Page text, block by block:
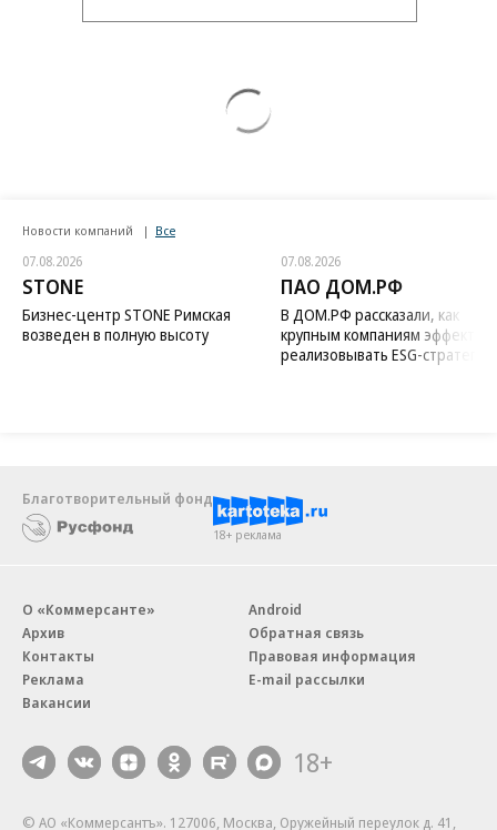
Новости компаний Все
07.08.2026
STONE
Бизнес-центр STONE Римская
возведен в полную высоту
07.08.2026
ПАО ДОМ.РФ
В ДОМ.РФ рассказали, как
крупным компаниям
реализовывать ESG-стратегию
Благотворительный фонд
18+ реклама
О «Коммерсанте»
Архив
Контакты
Реклама
Вакансии
Android
Обратная связь
Правовая информация
E-mail рассылки
18+
© АО «Коммерсантъ». 127006, Москва, Оружейный переулок д. 41,